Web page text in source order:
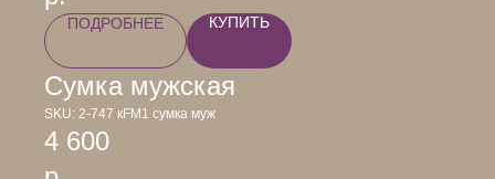
ПОДРОБНЕЕ КУПИТЬ
Сумка мужская
SKU: 2-747 кFM1 сумка муж
4 600